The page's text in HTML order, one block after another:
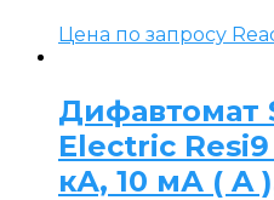
Цена по запросу
Дифавтомат
Electric Resi9
кА, 10 мА ( A